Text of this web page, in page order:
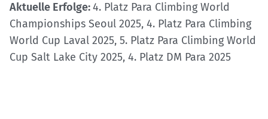
Aktuelle Erfolge:4. Platz Para Climbing World
Championships Seoul 2025, 4. Platz Para Climbing
World Cup Laval 2025, 5. Platz Para Climbing World
Cup Salt Lake City 2025, 4. Platz DM Para 2025